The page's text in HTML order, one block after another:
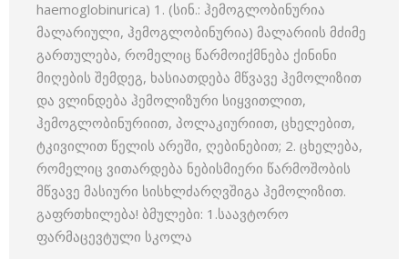
haemoglobinurica) 1. (სინ.: ჰემოგლობინურია
მალარიული, ჰემოგლობინურია) მალარიის მძიმე
გართულება, რომელიც წარმოიქმნება ქინინი
მიღების შემდეგ, ხასიათდება მწვავე ჰემოლიზით
და ვლინდება ჰემოლიზური სიყვითლით,
ჰემოგლობინურიით, პოლაკიურიით, ცხელებით,
ტკივილით წელის არეში, ღებინებით; 2. ცხელება,
რომელიც ვითარდება ნებისმიერი წარმოშობის
მწვავე მასიური სისხლძარღვშიგა ჰემოლიზით.
გაფრთხილება! ბმულები: 1.საავტორო
ფარმაცევტული სკოლა